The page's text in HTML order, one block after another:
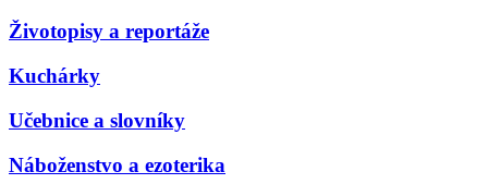
Životopisy a reportáže
Kuchárky
Učebnice a slovníky
Náboženstvo a ezoterika